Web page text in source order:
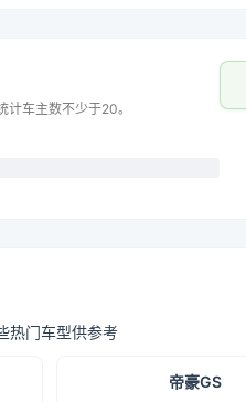
车主数不少于20。
热门车型供参考
帝豪GS